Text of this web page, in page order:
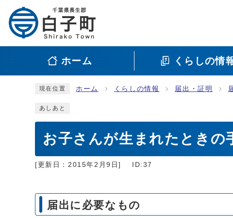
ホーム くらしの情
現在位置 ホーム くらしの情報 届出・証明
あしあと
お子さんが生まれたときの
[更新日： 2015年2月9日] ID:37
届出に必要なもの